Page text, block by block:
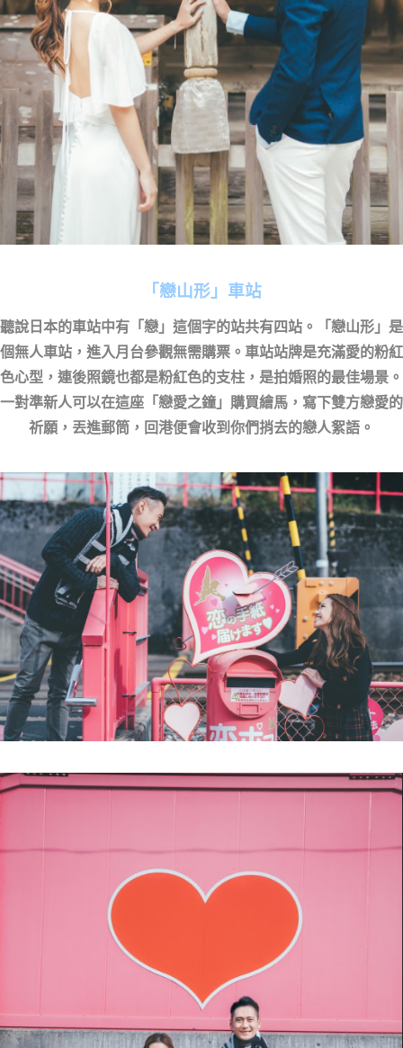
「戀山形」車站
聽說日本的車站中有「戀」這個字的站共有四站。「戀山形」是
個無人車站，進入月台參觀無需購票。車站站牌是充滿愛的粉紅
色心型，連後照鏡也都是粉紅色的支柱，是拍婚照的最佳場景。
一對準新人可以在這座「戀愛之鐘」購買繪馬，寫下雙方戀愛的
祈願，丟進郵筒，回港便會收到你們捎去的戀人絮語。